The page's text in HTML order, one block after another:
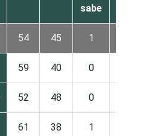
sabe
54 45 1
59 40 0
52 48 0
61 38 1